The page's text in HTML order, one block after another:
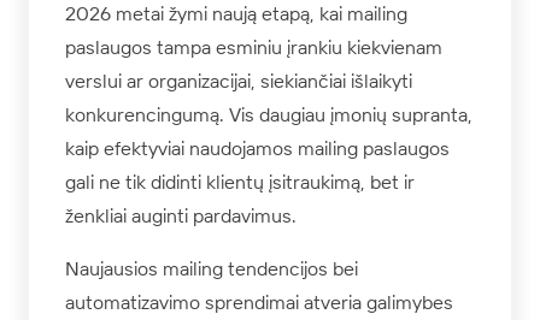
2026 metai žymi naują etapą, kai mailing
paslaugos tampa esminiu įrankiu kiekvienam
verslui ar organizacijai, siekiančiai išlaikyti
konkurencingumą. Vis daugiau įmonių supranta,
kaip efektyviai naudojamos mailing paslaugos
gali ne tik didinti klientų įsitraukimą, bet ir
ženkliai auginti pardavimus.
Naujausios mailing tendencijos bei
automatizavimo sprendimai atveria galimybes